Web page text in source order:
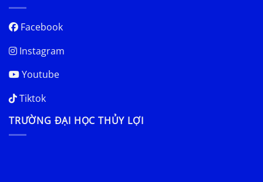
Facebook
Instagram
Youtube
Tiktok
TRƯỜNG ĐẠI HỌC THỦY LỢI